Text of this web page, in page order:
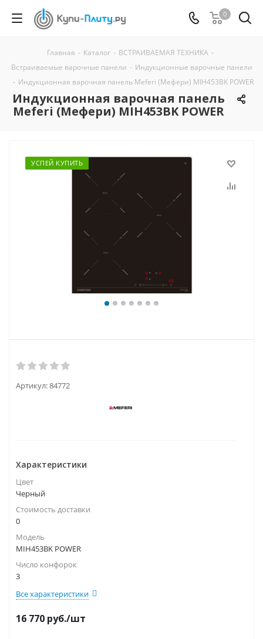
0
Главная - Каталог - ВСТРАИВАЕМАЯ ТЕХНИКА -
Встраиваемые варочные панели - Индукционные варочные панели
- Индукционная варочная панель Meferi (Мефери) MIH453BK POWER
Индукционная варочная панель
Meferi (Мефери) MIH453BK POWER
УСПЕЙ КУПИТЬ
Артикул:84772
Характеристики
Цвет
Черный
Стоимость доставки
0
Модель
MIH453BK POWER
Число конфорок
3
Все характеристики
16 770 руб./шт